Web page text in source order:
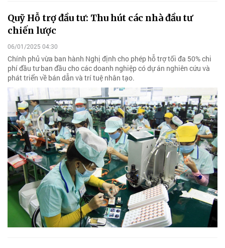
Quỹ Hỗ trợ đầu tư: Thu hút các nhà đầu tư
chiến lược
06/01/2025 04:30
Chính phủ vừa ban hành Nghị định cho phép hỗ trợ tối đa 50% chi
phí đầu tư ban đầu cho các doanh nghiệp có dự án nghiên cứu và
phát triển về bán dẫn và trí tuệ nhân tạo.